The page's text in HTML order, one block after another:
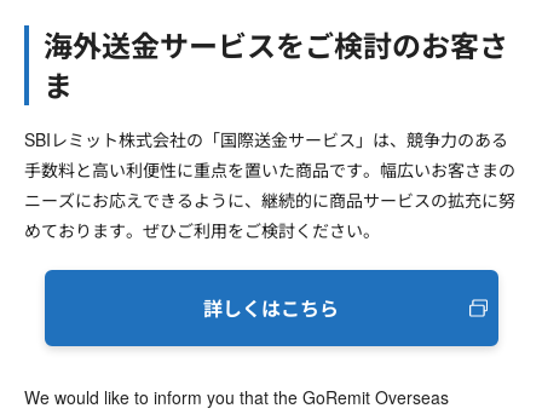
海外送金サービスをご検討のお客さ
ま
SBIレミット株式会社の「国際送金サービス」は、競争力のある
手数料と高い利便性に重点を置いた商品です。幅広いお客さまの
ニーズにお応えできるように、継続的に商品サービスの拡充に努
めております。ぜひご利用をご検討ください。
詳しくはこちら
We would like to inform you that the GoRemit Overseas